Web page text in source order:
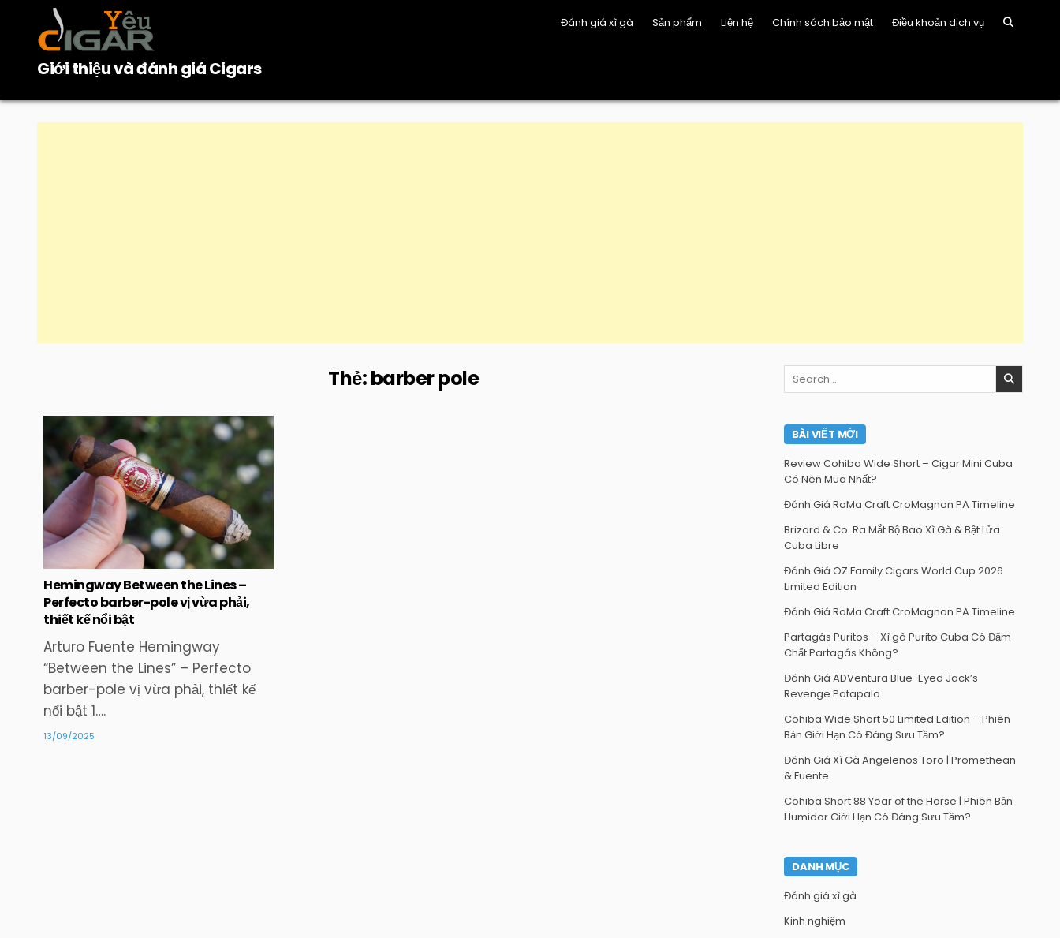
content
Giới thiệu và đánh giá Cigars
Đánh giá xì gà Sản phẩm Liện hệ Chính sách bảo mật Điều khoản dịch vụ
Thẻ:barber pole
Posted
in
Hemingway Between the Lines –
Perfecto barber-pole vị vừa phải,
thiết kế nổi bật
Arturo Fuente Hemingway
“Between the Lines” – Perfecto
barber-pole vị vừa phải, thiết kế
nổi bật 1….
13/09/2025
Search
for:
BÀI VIẾT MỚI
Review Cohiba Wide Short – Cigar Mini Cuba
Có Nên Mua Nhất?
Đánh Giá RoMa Craft CroMagnon PA Timeline
Brizard & Co. Ra Mắt Bộ Bao Xì Gà & Bật Lửa
Cuba Libre
Đánh Giá OZ Family Cigars World Cup 2026
Limited Edition
Đánh Giá RoMa Craft CroMagnon PA Timeline
Partagás Puritos – Xì gà Purito Cuba Có Đậm
Chất Partagás Không?
Đánh Giá ADVentura Blue-Eyed Jack’s
Revenge Patapalo
Cohiba Wide Short 50 Limited Edition – Phiên
Bản Giới Hạn Có Đáng Sưu Tầm?
Đánh Giá Xì Gà Angelenos Toro | Promethean
& Fuente
Cohiba Short 88 Year of the Horse | Phiên Bản
Humidor Giới Hạn Có Đáng Sưu Tầm?
DANH MỤC
Đánh giá xì gà
Kinh nghiệm